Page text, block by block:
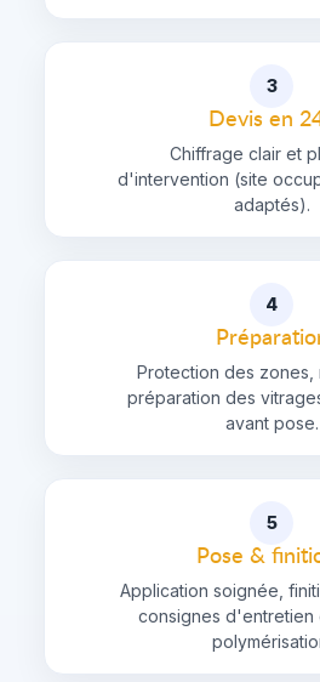
3
Devis en
Chiffrage clair et
d'intervention (site
adaptés).
4
Protection des zones,
préparation des
avant pose.
5
Pose &
Application soignée,
consignes d'entretien